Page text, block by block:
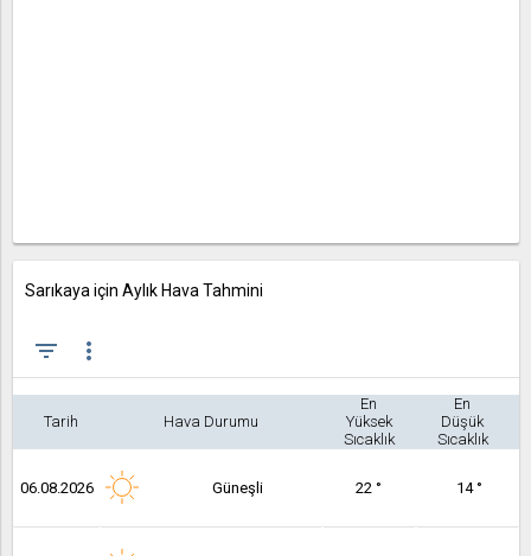
Sarıkaya için Aylık Hava Tahmini
filter_list more_vert
Tarih Hava Durumu
En
Yüksek
Sıcaklık
En
Düşük
Sıcaklık
06.08.2026 Güneşli 22 ° 14 °